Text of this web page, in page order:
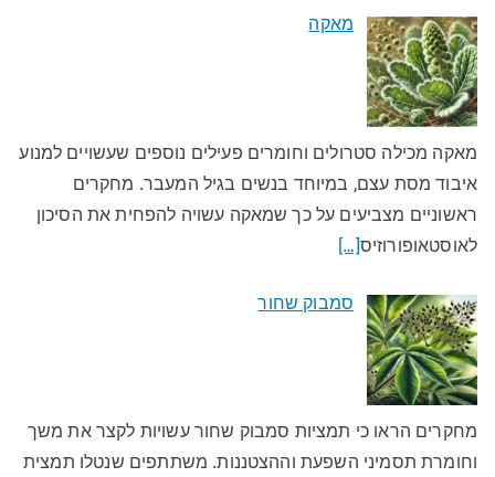
מאקה
מאקה מכילה סטרולים וחומרים פעילים נוספים שעשויים למנוע
איבוד מסת עצם, במיוחד בנשים בגיל המעבר. מחקרים
ראשוניים מצביעים על כך שמאקה עשויה להפחית את הסיכון
לאוסטאופורוזיס[…]
סמבוק שחור
מחקרים הראו כי תמציות סמבוק שחור עשויות לקצר את משך
וחומרת תסמיני השפעת וההצטננות. משתתפים שנטלו תמצית